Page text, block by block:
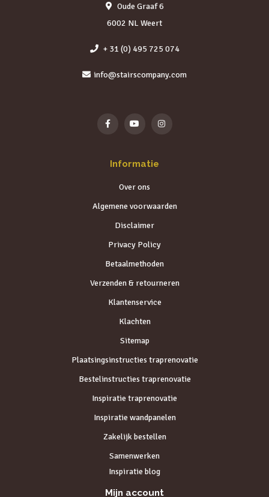
Oude Graaf 6
6002 NL Weert
+ 31 (0) 495 725 074
info@stairscompany.com
Informatie
Over ons
Algemene voorwaarden
Disclaimer
Privacy Policy
Betaalmethoden
Verzenden & retourneren
Klantenservice
Klachten
Sitemap
Plaatsingsinstructies traprenovatie
Bestelinstructies traprenovatie
Inspiratie traprenovatie
Inspiratie wandpanelen
Zakelijk bestellen
Samenwerken
Inspiratie blog
Mijn account